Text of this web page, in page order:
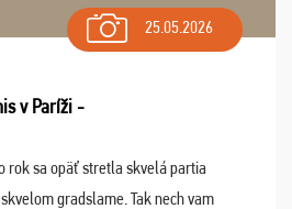
25.05.2026
v Paríži -
rok sa opäť stretla skvelá partia
gradslame. Tak nech vam